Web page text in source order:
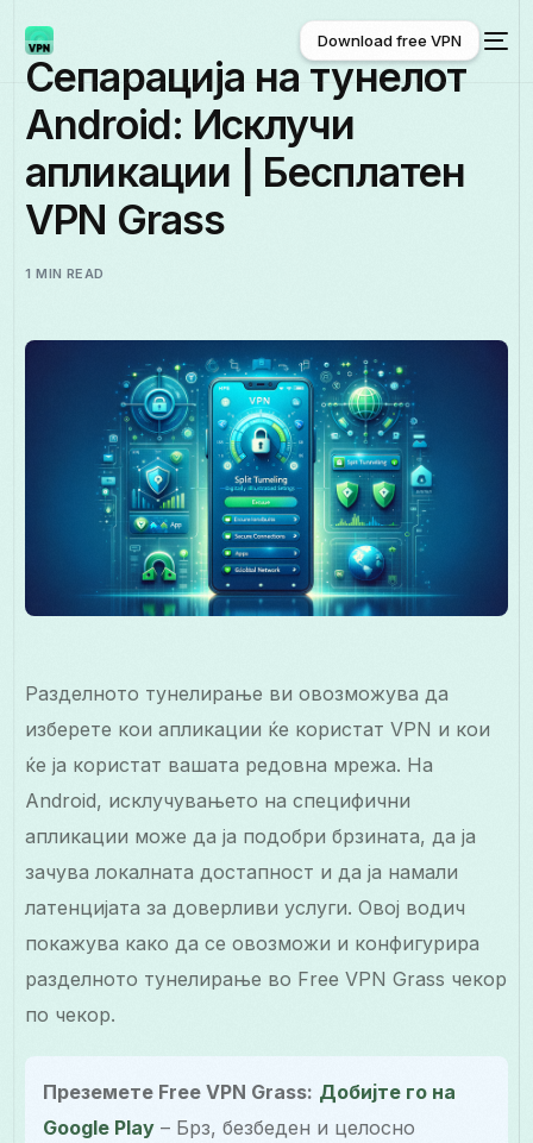
Македонски
Download free VPN
Download free VPN
Сепарација на тунелот
Android: Исклучи
апликации | Бесплатен
VPN Grass
1 MIN READ
Разделното тунелирање ви овозможува да
изберете кои апликации ќе користат VPN и кои
ќе ја користат вашата редовна мрежа. На
Android, исклучувањето на специфични
апликации може да ја подобри брзината, да ја
зачува локалната достапност и да ја намали
латенцијата за доверливи услуги. Овој водич
покажува како да се овозможи и конфигурира
разделното тунелирање во Free VPN Grass чекор
по чекор.
Преземете Free VPN Grass: Добијте го на
Google Play – Брз, безбеден и целосно